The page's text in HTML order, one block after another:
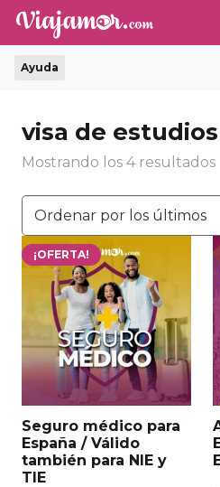
Ayuda
visa de estudios
Mostrando los 4 resultados
¡OFERTA!
Seguro médico para
España / Válido
también para NIE y
TIE